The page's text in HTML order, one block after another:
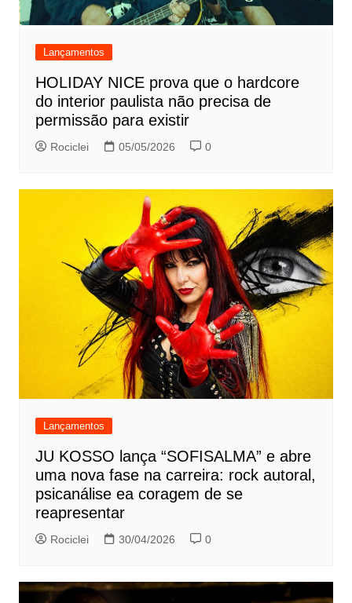
Lançamentos
HOLIDAY NICE prova que o hardcore
do interior paulista não precisa de
permissão para existir
Rociclei 05/05/2026 0
Lançamentos
JU KOSSO lança “SOFISALMA” e abre
uma nova fase na carreira: rock autoral,
psicanálise ea coragem de se
reapresentar
Rociclei 30/04/2026 0